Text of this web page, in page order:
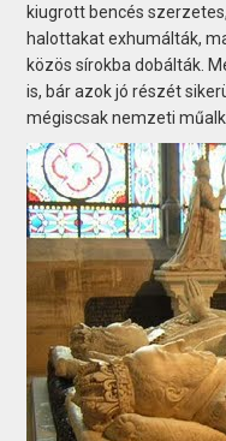
kiugrott bencés
halottakat exhumálták,
közös sírokba dobálták.
is, bár azok jó részét
mégiscsak nemzeti